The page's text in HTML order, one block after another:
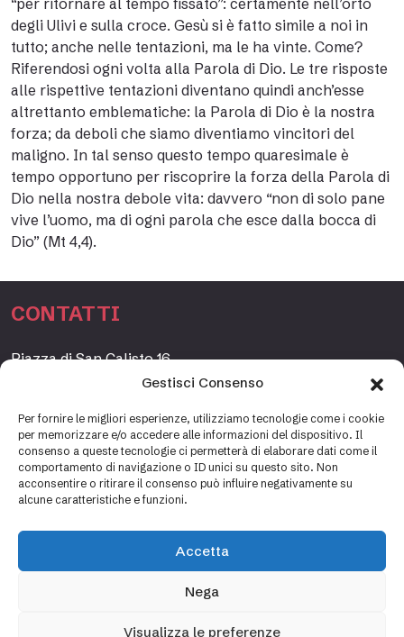
Gestisci Consenso
Per fornire le migliori esperienze, utilizziamo tecnologie come i cookie
per memorizzare e/o accedere alle informazioni del dispositivo. Il
consenso a queste tecnologie ci permetterà di elaborare dati come il
comportamento di navigazione o ID unici su questo sito. Non
acconsentire o ritirare il consenso può influire negativamente su
alcune caratteristiche e funzioni.
Accetta
Nega
Visualizza le preferenze
“per ritornare al tempo fissato”: certamente nell’orto
degli Ulivi e sulla croce. Gesù si è fatto simile a noi in
tutto; anche nelle tentazioni, ma le ha vinte. Come?
Riferendosi ogni volta alla Parola di Dio. Le tre risposte
alle rispettive tentazioni diventano quindi anch’esse
altrettanto emblematiche: la Parola di Dio è la nostra
forza; da deboli che siamo diventiamo vincitori del
maligno. In tal senso questo tempo quaresimale è
tempo opportuno per riscoprire la forza della Parola di
Dio nella nostra debole vita: davvero “non di solo pane
vive l’uomo, ma di ogni parola che esce dalla bocca di
Dio” (Mt 4,4).
CONTATTI
Piazza di San Calisto 16,
www.fondazioneetagrande.org
SEGRETERIA
info@fondazioneetagrande.it